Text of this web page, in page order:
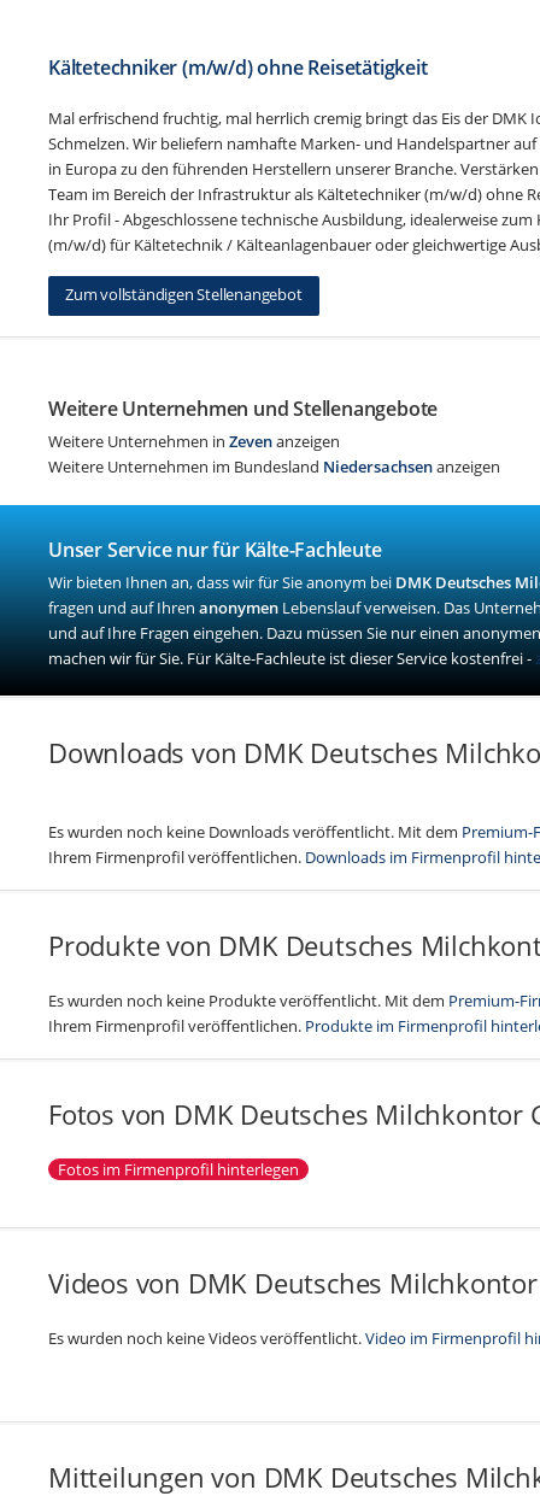
Kältetechniker (m/w/d) ohne Reisetätigkeit
Mal erfrischend fruchtig, mal herrlich cremig bringt das Eis der DMK
Schmelzen. Wir beliefern namhafte Marken- und Handelspartner
in Europa zu den führenden Herstellern unserer Branche.
Team im Bereich der Infrastruktur als Kältetechniker (m/w/d) ohne
Ihr Profil - Abgeschlossene technische Ausbildung, idealerweise
(m/w/d) für Kältetechnik / Kälteanlagenbauer oder gleichwertige
Zum vollständigen Stellenangebot
Weitere Unternehmen und Stellenangebote
Weitere Unternehmen in Zevenanzeigen
Weitere Unternehmen im Bundesland Niedersachsenanzeigen
Unser Service nur für Kälte-Fachleute
Wir bieten Ihnen an, dass wir für Sie anonym bei DMK Deutsches
fragen und auf Ihren anonymen Lebenslauf verweisen. Das
und auf Ihre Fragen eingehen. Dazu müssen Sie nur einen
machen wir für Sie. Für Kälte-Fachleute ist dieser Service kostenfrei -
Downloads von DMK Deutsches
Es wurden noch keine Downloads veröffentlicht. Mit dem Premium-
Ihrem Firmenprofil veröffentlichen. Downloads im Firmenprofil
Produkte von DMK Deutsches
Es wurden noch keine Produkte veröffentlicht. Mit dem Premium-
Ihrem Firmenprofil veröffentlichen. Produkte im Firmenprofil
Fotos von DMK Deutsches Milchkontor
Fotos im Firmenprofil hinterlegen
Videos von DMK Deutsches
Es wurden noch keine Videos veröffentlicht.Video im Firmenprofil
Mitteilungen von DMK Deutsches